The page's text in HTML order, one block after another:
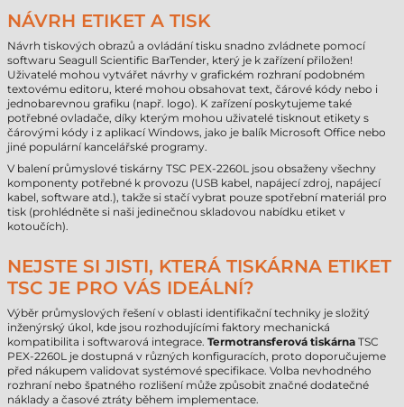
NÁVRH ETIKET A TISK
Návrh tiskových obrazů a ovládání tisku snadno zvládnete pomocí
softwaru Seagull Scientific BarTender, který je k zařízení přiložen!
Uživatelé mohou vytvářet návrhy v grafickém rozhraní podobném
textovému editoru, které mohou obsahovat text, čárové kódy nebo i
jednobarevnou grafiku (např. logo). K zařízení poskytujeme také
potřebné ovladače, díky kterým mohou uživatelé tisknout etikety s
čárovými kódy i z aplikací Windows, jako je balík Microsoft Office nebo
jiné populární kancelářské programy.
V balení průmyslové tiskárny TSC PEX-2260L jsou obsaženy všechny
komponenty potřebné k provozu (USB kabel, napájecí zdroj, napájecí
kabel, software atd.), takže si stačí vybrat pouze spotřební materiál pro
tisk (prohlédněte si naši jedinečnou skladovou nabídku etiket v
kotoučích).
NEJSTE SI JISTI, KTERÁ TISKÁRNA ETIKET
TSC JE PRO VÁS IDEÁLNÍ?
Výběr průmyslových řešení v oblasti identifikační techniky je složitý
inženýrský úkol, kde jsou rozhodujícími faktory mechanická
kompatibilita i softwarová integrace. Termotransferová tiskárna TSC
PEX-2260L je dostupná v různých konfiguracích, proto doporučujeme
před nákupem validovat systémové specifikace. Volba nevhodného
rozhraní nebo špatného rozlišení může způsobit značné dodatečné
náklady a časové ztráty během implementace.